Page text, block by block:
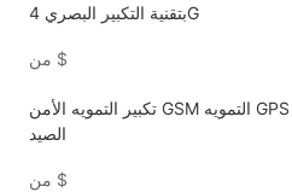
بتقنية التكبير البصري 4G
$
تكبير التمويه الأمن GSM التمويه GPS كاميرا
الصيد
$